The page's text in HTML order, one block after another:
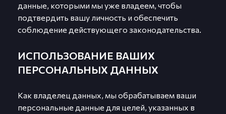
данные, которыми мы уже владеем, чтобы
подтвердить вашу личность и обеспечить
соблюдение действующего законодательства.
ИСПОЛЬЗОВАНИЕ ВАШИХ
ПЕРСОНАЛЬНЫХ ДАННЫХ
Как владелец данных, мы обрабатываем ваши
персональные данные для целей, указанных в